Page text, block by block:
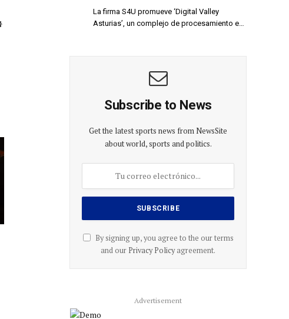
Sitio
La firma S4U promueve ‘Digital Valley
Asturias’, un complejo de procesamiento e…
Subscribe to News
Get the latest sports news from NewsSite
about world, sports and politics.
By signing up, you agree to the our terms
and our Privacy Policyagreement.
Advertisement